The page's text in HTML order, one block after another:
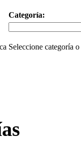
Categoría:
Seleccione categoría